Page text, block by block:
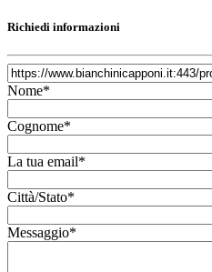
Richiedi informazioni
Nome*
Cognome*
La tua email*
Città/Stato*
Messaggio*